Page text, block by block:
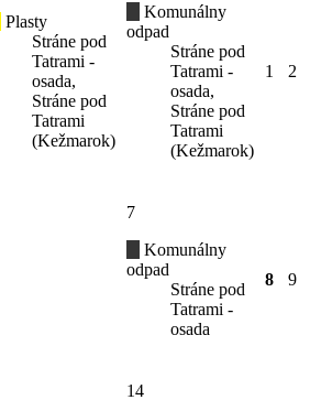
Plasty
Stráne pod
Tatrami -
osada,
Stráne pod
Tatrami
(Kežmarok)
Komunálny
odpad
Stráne pod
Tatrami -
osada,
Stráne pod
Tatrami
(Kežmarok)
1 2
7
Komunálny
odpad
Stráne pod
Tatrami -
osada
8 9
14